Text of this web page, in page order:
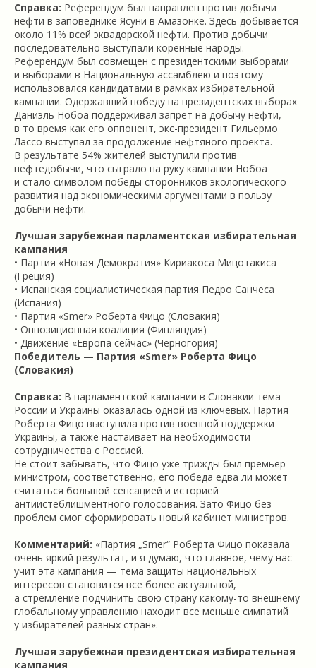
Справка: Референдум был направлен против добычи
нефти в заповеднике Ясуни в Амазонке. Здесь добывается
около 11% всей эквадорской нефти. Против добычи
последовательно выступали коренные народы.
Референдум был совмещен с президентскими выборами
и выборами в Национальную ассамблею и поэтому
использовался кандидатами в рамках избирательной
кампании. Одержавший победу на президентских выборах
Даниэль Нобоа поддерживал запрет на добычу нефти,
в то время как его оппонент, экс-президент Гильермо
Лассо выступал за продолжение нефтяного проекта.
В результате 54% жителей выступили против
нефтедобычи, что сыграло на руку кампании Нобоа
и стало символом победы сторонников экологического
развития над экономическими аргументами в пользу
добычи нефти.
Лучшая зарубежная парламентская избирательная
кампания
• Партия «Новая Демократия» Кириакоса Мицотакиса
(Греция)
• Испанская социалистическая партия Педро Санчеса
(Испания)
• Партия «Smer» Роберта Фицо (Словакия)
• Оппозиционная коалиция (Финляндия)
• Движение «Европа сейчас» (Черногория)
Победитель — Партия «Smer» Роберта Фицо
(Словакия)
Справка: В парламентской кампании в Словакии тема
России и Украины оказалась одной из ключевых. Партия
Роберта Фицо выступила против военной поддержки
Украины, а также настаивает на необходимости
сотрудничества с Россией.
Не стоит забывать, что Фицо уже трижды был премьер-
министром, соответственно, его победа едва ли может
считаться большой сенсацией и историей
антиистеблишментного голосования. Зато Фицо без
проблем смог сформировать новый кабинет министров.
Комментарий: «Партия „Smer“ Роберта Фицо показала
очень яркий результат, и я думаю, что главное, чему нас
учит эта кампания — тема защиты национальных
интересов становится все более актуальной,
а стремление подчинить свою страну какому-то внешнему
глобальному управлению находит все меньше симпатий
у избирателей разных стран».
Лучшая зарубежная президентская избирательная
кампания